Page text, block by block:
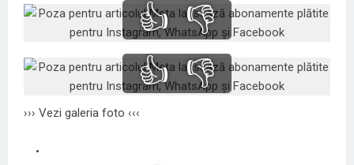
👍 👎
👍 👎
››› Vezi galeria foto ‹‹‹